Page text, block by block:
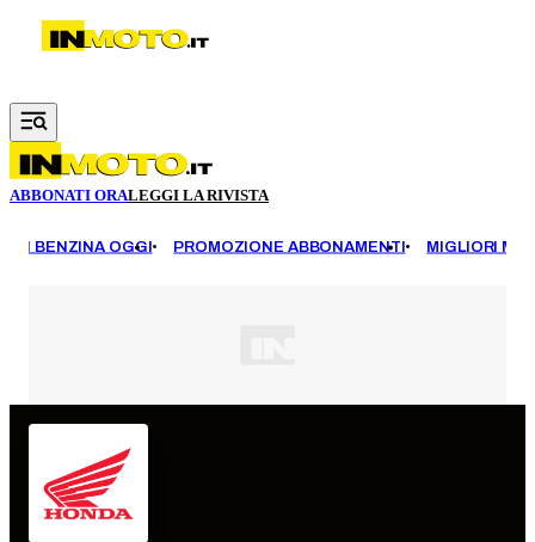
Vai al contenuto principale
ABBONATI ORALEGGI LA RIVISTA
BENZINA OGGI PROMOZIONE ABBONAMENTI MIGLIORI